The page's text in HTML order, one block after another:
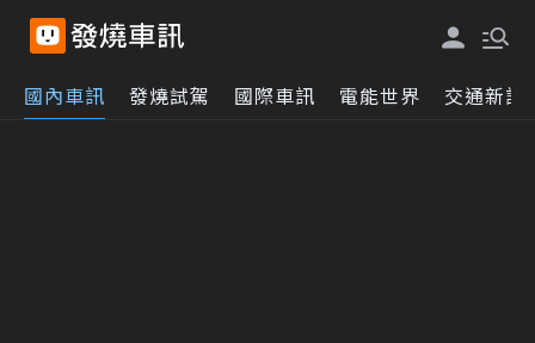
國內車訊 發燒試駕 國際車訊 電能世界 交通新訊